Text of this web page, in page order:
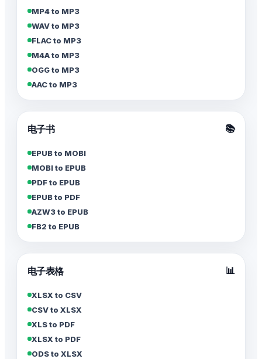
MP4 to MP3
WAV to MP3
FLAC to MP3
M4A to MP3
OGG to MP3
AAC to MP3
电子书 📚
EPUB to MOBI
MOBI to EPUB
PDF to EPUB
EPUB to PDF
AZW3 to EPUB
FB2 to EPUB
电子表格 📊
XLSX to CSV
CSV to XLSX
XLS to PDF
XLSX to PDF
ODS to XLSX